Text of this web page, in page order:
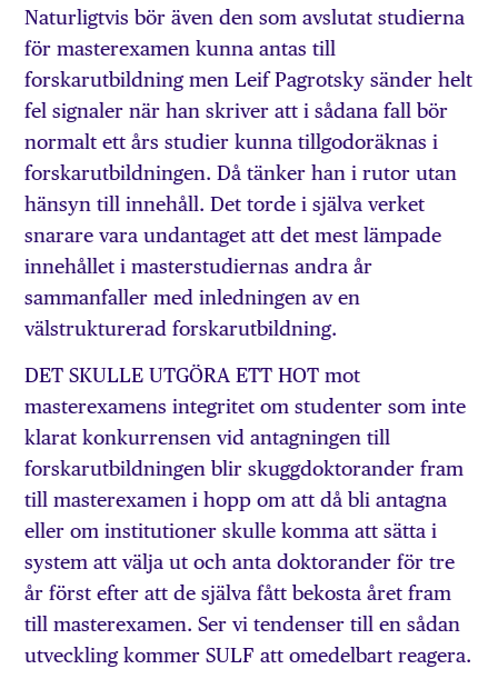
Naturligtvis bör även den som avslutat studierna
för masterexamen kunna antas till
forskarutbildning men Leif Pagrotsky sänder helt
fel signaler när han skriver att i sådana fall bör
normalt ett års studier kunna tillgodoräknas i
forskarutbildningen. Då tänker han i rutor utan
hänsyn till innehåll. Det torde i själva verket
snarare vara undantaget att det mest lämpade
innehållet i masterstudiernas andra år
sammanfaller med inledningen av en
välstrukturerad forskarutbildning.
DET SKULLE UTGÖRA ETT HOT mot
masterexamens integritet om studenter som inte
klarat konkurrensen vid antagningen till
forskarutbildningen blir skuggdoktorander fram
till masterexamen i hopp om att då bli antagna
eller om institutioner skulle komma att sätta i
system att välja ut och anta doktorander för tre
år först efter att de själva fått bekosta året fram
till masterexamen. Ser vi tendenser till en sådan
utveckling kommer SULF att omedelbart reagera.